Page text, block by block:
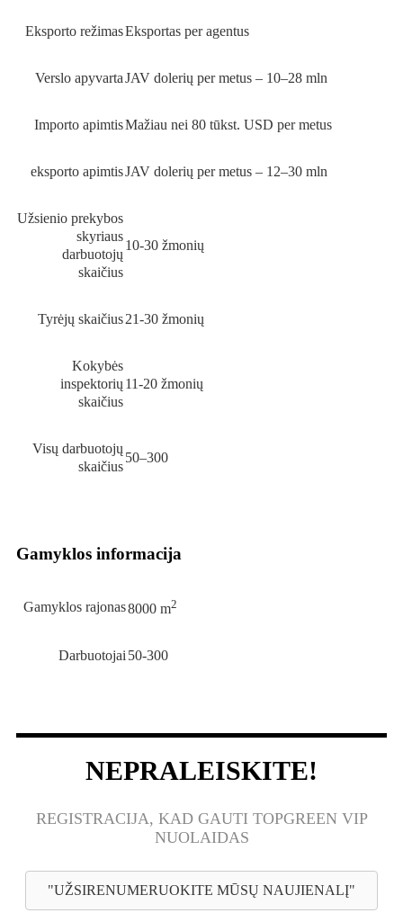
Eksporto režimasEksportas per agentus
Verslo apyvartaJAV dolerių per metus – 10–28 mln
Importo apimtisMažiau nei 80 tūkst. USD per metus
eksporto apimtisJAV dolerių per metus – 12–30 mln
Užsienio prekybos
skyriaus
darbuotojų
skaičius
10-30 žmonių
Tyrėjų skaičius21-30 žmonių
Kokybės
inspektorių
skaičius
11-20 žmonių
Visų darbuotojų
skaičius
50–300
Gamyklos informacija
Gamyklos rajonas8000 m2
Darbuotojai 50-300
NEPRALEISKITE!
REGISTRACIJA, KAD GAUTI TOPGREEN VIP
NUOLAIDAS
"UŽSIRENUMERUOKITE MŪSŲ NAUJIENALĮ"